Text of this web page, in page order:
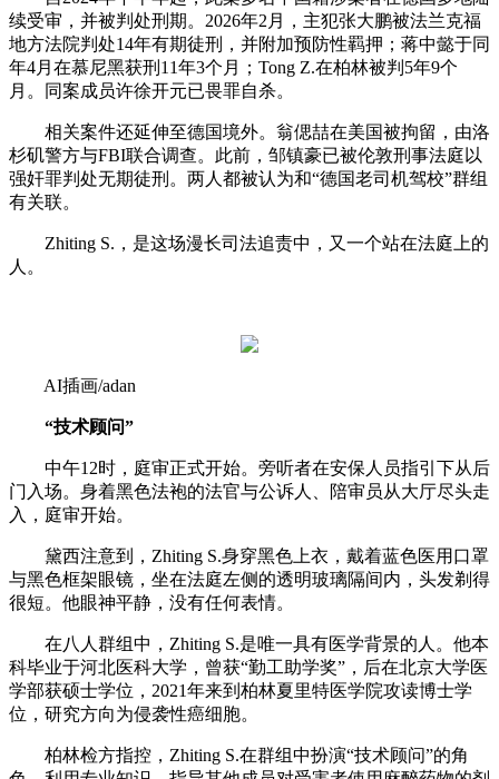
续受审，并被判处刑期。2026年2月，主犯张大鹏被法兰克福
地方法院判处14年有期徒刑，并附加预防性羁押；蒋中懿于同
年4月在慕尼黑获刑11年3个月；Tong Z.在柏林被判5年9个
月。同案成员许徐开元已畏罪自杀。
相关案件还延伸至德国境外。翁偲喆在美国被拘留，由洛
杉矶警方与FBI联合调查。此前，邹镇豪已被伦敦刑事法庭以
强奸罪判处无期徒刑。两人都被认为和“德国老司机驾校”群组
有关联。
Zhiting S.，是这场漫长司法追责中，又一个站在法庭上的
人。
AI插画/adan
“技术顾问”
中午12时，庭审正式开始。旁听者在安保人员指引下从后
门入场。身着黑色法袍的法官与公诉人、陪审员从大厅尽头走
入，庭审开始。
黛西注意到，Zhiting S.身穿黑色上衣，戴着蓝色医用口罩
与黑色框架眼镜，坐在法庭左侧的透明玻璃隔间内，头发剃得
很短。他眼神平静，没有任何表情。
在八人群组中，Zhiting S.是唯一具有医学背景的人。他本
科毕业于河北医科大学，曾获“勤工助学奖”，后在北京大学医
学部获硕士学位，2021年来到柏林夏里特医学院攻读博士学
位，研究方向为侵袭性癌细胞。
柏林检方指控，Zhiting S.在群组中扮演“技术顾问”的角